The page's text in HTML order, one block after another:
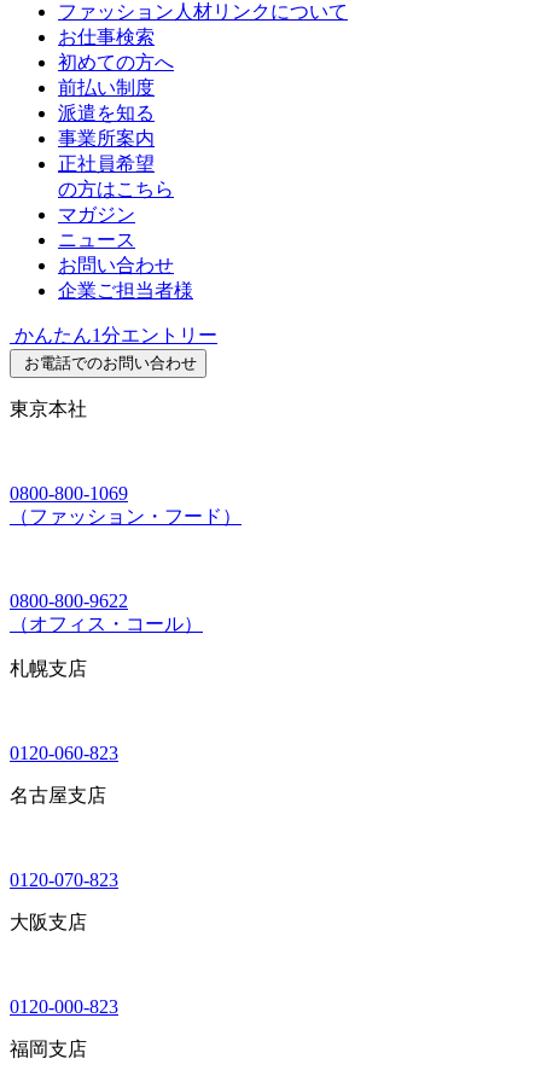
ファッション人材リンクについて
お仕事検索
初めての方へ
前払い制度
派遣を知る
事業所案内
正社員希望
の方はこちら
マガジン
ニュース
お問い合わせ
企業ご担当者様
かんたん1分エントリー
お電話でのお問い合わせ
東京本社
0800-800-1069
（ファッション・フード）
0800-800-9622
（オフィス・コール）
札幌支店
0120-060-823
名古屋支店
0120-070-823
大阪支店
0120-000-823
福岡支店